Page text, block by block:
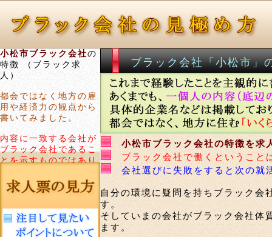
小松市ブラック会社の
特徴 （ブラック求
人）
都会ではなく地方の雇
用や経済力の観点から
書いてみました。
内容に一致する会社が
ブラック会社であるこ
とを示すものではあり
ブラック会社「小松市
小松市ブラック会社の特徴を求
ブラック会社で働くということ
会社選びに失敗をすると次の就
自分の環境に疑問を持ちブラック会
す。
そしていまの会社がブラック会社体
ます。